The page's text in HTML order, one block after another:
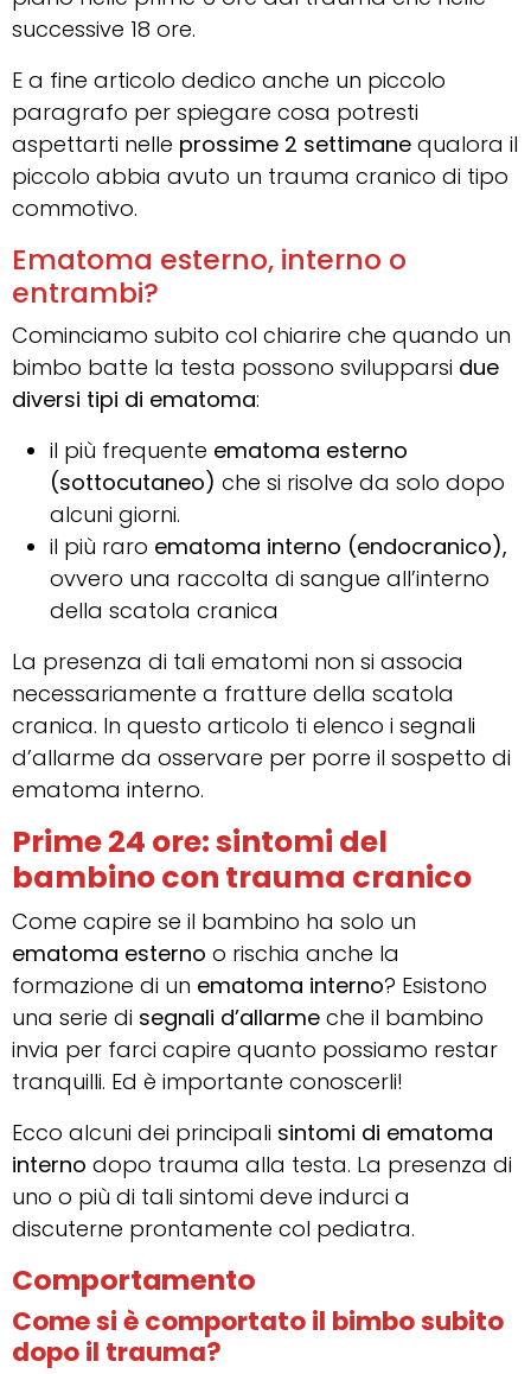
successive 18 ore.
E a fine articolo dedico anche un piccolo
paragrafo per spiegare cosa potresti
aspettarti nelle prossime 2 settimane qualora il
piccolo abbia avuto un trauma cranico di tipo
commotivo.
Ematoma esterno, interno o
entrambi?
Cominciamo subito col chiarire che quando un
bimbo batte la testa possono svilupparsi due
diversi tipi di ematoma:
il più frequente ematoma esterno
(sottocutaneo) che si risolve da solo dopo
alcuni giorni.
il più raro ematoma interno (endocranico),
ovvero una raccolta di sangue all’interno
della scatola cranica
La presenza di tali ematomi non si associa
necessariamente a fratture della scatola
cranica. In questo articolo ti elenco i segnali
d’allarme da osservare per porre il sospetto di
ematoma interno.
Prime 24 ore: sintomi del
bambino con trauma cranico
Come capire se il bambino ha solo un
ematoma esterno o rischia anche la
formazione di un ematoma interno? Esistono
una serie di segnali d’allarme che il bambino
invia per farci capire quanto possiamo restar
tranquilli. Ed è importante conoscerli!
Ecco alcuni dei principali sintomi di ematoma
interno dopo trauma alla testa. La presenza di
uno o più di tali sintomi deve indurci a
discuterne prontamente col pediatra.
Comportamento
Come si è comportato il bimbo subito
dopo il trauma?